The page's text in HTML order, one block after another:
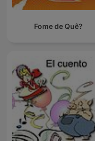
Fome de Quê?